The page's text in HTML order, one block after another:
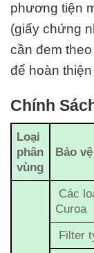
phương tiện
(giấy chứng
cần đem
để hoàn
Chính
Loại
phân
vùng
Bảo
Các
Curoa
Filter